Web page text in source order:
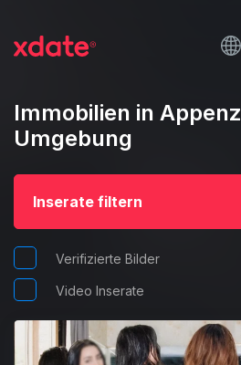
Immobilien in
Umgebung
Inserate filtern
Verifizierte Bilder
Video Inserate